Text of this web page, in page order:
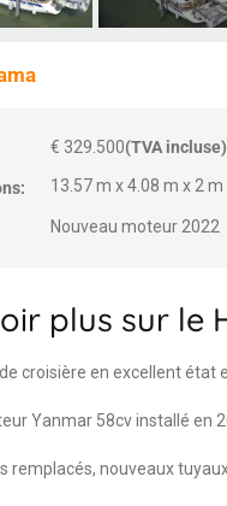
€ 329.500(TVA incluse)
13.57 m x 4.08 m x 2 m
Nouveau moteur 2022
plus sur le
croisière en excellent état
Yanmar 58cv installé en
remplacés, nouveaux